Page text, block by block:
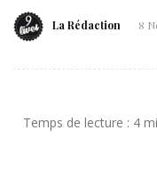
La Rédaction 8